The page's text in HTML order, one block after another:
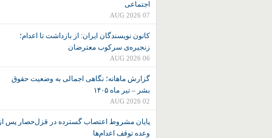
اجتماعی
07 AUG 2026
کانون نويسندگان ايران: از بازداشت تا اعدام؛
زنجیره‌ی سرکوب معترضان
06 AUG 2026
گزارش ماهانه؛ نگاهی اجمالی به وضعیت حقوق
بشر – تیر ماه ۱۴۰۵
02 AUG 2026
پایان مشروط اعتصاب گسترده در قزل‌حصار پس از
وعده توقف اعدام‌ها